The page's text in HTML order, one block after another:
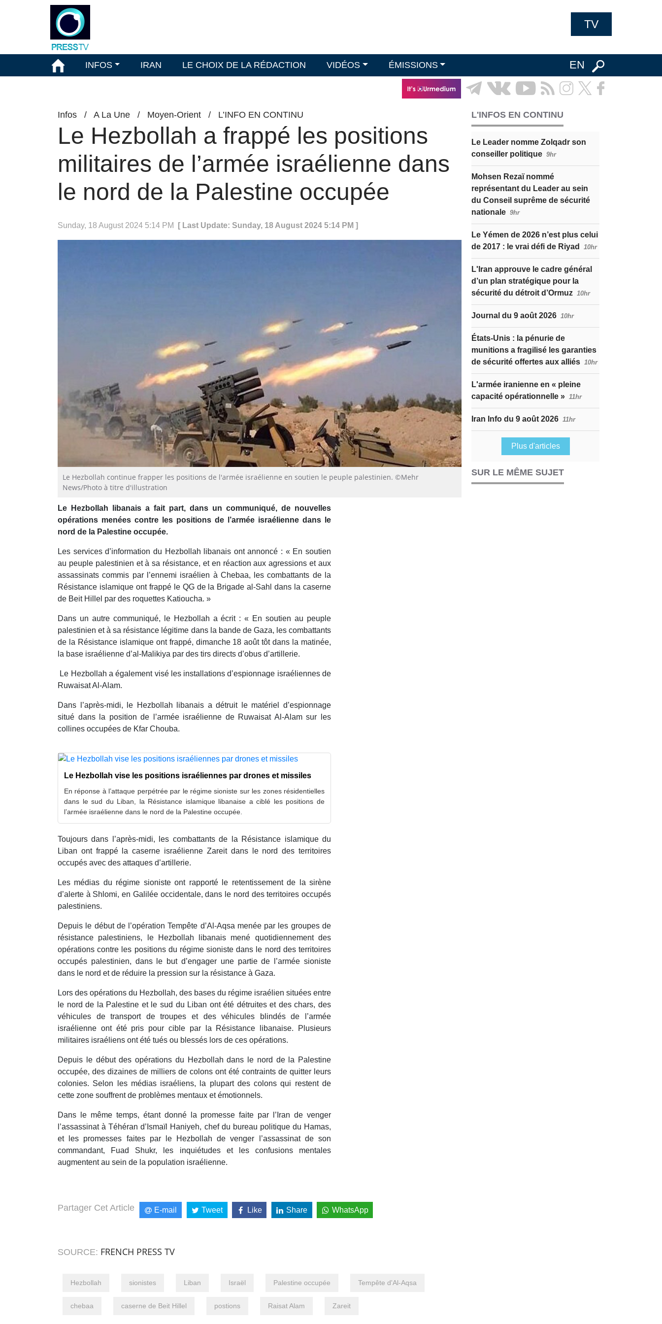
TV
INFOS IRAN LE CHOIX DE LA RÉDACTION VIDÉOS ÉMISSIONS EN
Infos / A La Une / Moyen-Orient / L’INFO EN CONTINU
Le Hezbollah a frappé les positions
militaires de l’armée israélienne dans
le nord de la Palestine occupée
Sunday, 18 August 2024 5:14 PM [ Last Update: Sunday, 18 August 2024 5:14 PM ]
Le Hezbollah continue frapper les positions de l'armée israélienne en soutien le peuple palestinien. ©Mehr
News/Photo à titre d'illustration
Le Hezbollah libanais a fait part, dans un communiqué, de nouvelles
opérations menées contre les positions de l’armée israélienne dans le
nord de la Palestine occupée.
Les services d’information du Hezbollah libanais ont annoncé : « En soutien
au peuple palestinien et à sa résistance, et en réaction aux agressions et aux
assassinats commis par l’ennemi israélien à Chebaa, les combattants de la
Résistance islamique ont frappé le QG de la Brigade al-Sahl dans la caserne
de Beit Hillel par des roquettes Katioucha. »
Dans un autre communiqué, le Hezbollah a écrit : « En soutien au peuple
palestinien et à sa résistance légitime dans la bande de Gaza, les combattants
de la Résistance islamique ont frappé, dimanche 18 août tôt dans la matinée,
la base israélienne d’al-Malikiya par des tirs directs d’obus d’artillerie.
Le Hezbollah a également visé les installations d’espionnage israéliennes de
Ruwaisat Al-Alam.
Dans l’après-midi, le Hezbollah libanais a détruit le matériel d’espionnage
situé dans la position de l’armée israélienne de Ruwaisat Al-Alam sur les
collines occupées de Kfar Chouba.
Le Hezbollah vise les positions israéliennes par drones et missiles
En réponse à l’attaque perpétrée par le régime sioniste sur les zones résidentielles
dans le sud du Liban, la Résistance islamique libanaise a ciblé les positions de
l’armée israélienne dans le nord de la Palestine occupée.
Toujours dans l’après-midi, les combattants de la Résistance islamique du
Liban ont frappé la caserne israélienne Zareit dans le nord des territoires
occupés avec des attaques d’artillerie.
Les médias du régime sioniste ont rapporté le retentissement de la sirène
d’alerte à Shlomi, en Galilée occidentale, dans le nord des territoires occupés
palestiniens.
Depuis le début de l’opération Tempête d’Al-Aqsa menée par les groupes de
résistance palestiniens, le Hezbollah libanais mené quotidiennement des
opérations contre les positions du régime sioniste dans le nord des territoires
occupés palestinien, dans le but d’engager une partie de l’armée sioniste
dans le nord et de réduire la pression sur la résistance à Gaza.
Lors des opérations du Hezbollah, des bases du régime israélien situées entre
le nord de la Palestine et le sud du Liban ont été détruites et des chars, des
véhicules de transport de troupes et des véhicules blindés de l’armée
israélienne ont été pris pour cible par la Résistance libanaise. Plusieurs
militaires israéliens ont été tués ou blessés lors de ces opérations.
Depuis le début des opérations du Hezbollah dans le nord de la Palestine
occupée, des dizaines de milliers de colons ont été contraints de quitter leurs
colonies. Selon les médias israéliens, la plupart des colons qui restent de
cette zone souffrent de problèmes mentaux et émotionnels.
Dans le même temps, étant donné la promesse faite par l’Iran de venger
l’assassinat à Téhéran d’Ismaïl Haniyeh, chef du bureau politique du Hamas,
et les promesses faites par le Hezbollah de venger l’assassinat de son
commandant, Fuad Shukr, les inquiétudes et les confusions mentales
augmentent au sein de la population israélienne.
Partager Cet Article E-mail Tweet Like Share WhatsApp
SOURCE: FRENCH PRESS TV
Hezbollah sionistes Liban Israël Palestine occupée Tempête d'Al-Aqsa
chebaa caserne de Beit Hillel postions Raisat Alam Zareit
L'INFOS EN CONTINU
Le Leader nomme Zolqadr son
conseiller politique 9hr
Mohsen Rezaï nommé
représentant du Leader au sein
du Conseil suprême de sécurité
nationale 9hr
Le Yémen de 2026 n’est plus celui
de 2017 : le vrai défi de Riyad
10hr
L'Iran approuve le cadre général
d’un plan stratégique pour la
sécurité du détroit d’Ormuz 10hr
Journal du 9 août 2026 10hr
États-Unis : la pénurie de
munitions a fragilisé les garanties
de sécurité offertes aux alliés 10hr
L'armée iranienne en « pleine
capacité opérationnelle » 11hr
Iran Info du 9 août 2026 11hr
Plus d'articles
SUR LE MÊME SUJET